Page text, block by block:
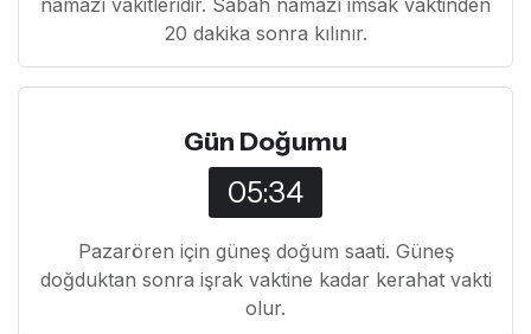
namazı vakitleridir. Sabah namazı imsak vaktinden
20 dakika sonra kılınır.
Gün Doğumu
05:34
Pazarören için güneş doğum saati. Güneş
doğduktan sonra işrak vaktine kadar kerahat vakti
olur.